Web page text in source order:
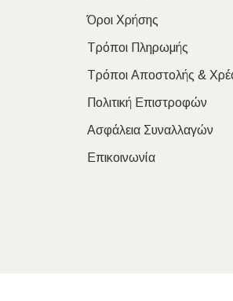
Όροι Χρήσης
Τρόποι Πληρωμής
Τρόποι Αποστολής &
Πολιτική Επιστροφών
Ασφάλεια Συναλλαγών
Επικοινωνία